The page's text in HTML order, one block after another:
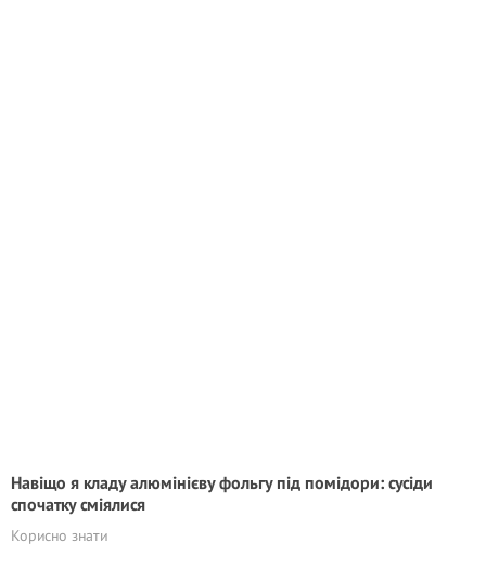
Навіщо я кладу алюмінієву фольгу під помідори: сусіди
спочатку сміялися
Корисно знати